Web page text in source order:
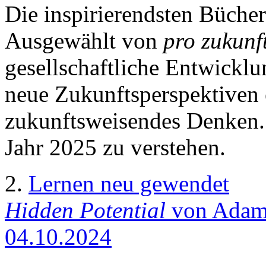
Die inspirierendsten
Ausgewählt von pro
gesellschaftliche
neue
zukunftsweisendes
Jahr 2025 zu verstehen.
2. Lernen neu gewendet
Hidden Potential von
04.10.2024